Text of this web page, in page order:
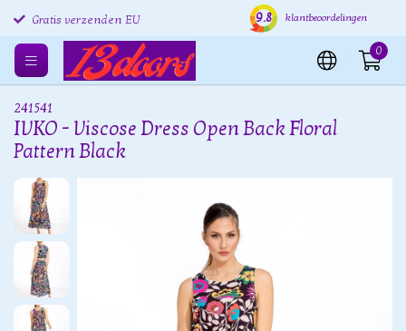
Gratis retourneren EU Verzending binnen 24 uur
9.8 klantbeoordelingen
0
241541
IVKO - Viscose Dress Open Back Floral
Pattern Black